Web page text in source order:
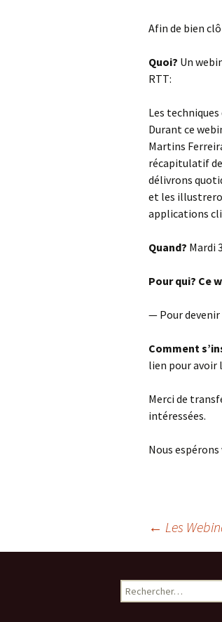
Afin de bien
Quoi? Un
RTT:
Les
Durant ce
Martins
récapitulatif
délivrons
et les
applications
Quand? Mardi
Pour qui? Ce
— Pour devenir
Comment
lien pour avoir
Merci de
intéressées.
Nous
Navigation
← Les
R
e